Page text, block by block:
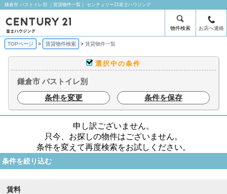
鎌倉市 バストイレ別 ｜賃貸物件一覧｜ センチュリー21富士ハウジング
物件検索 お店へ連絡
TOPページ 賃貸物件検索 賃貸物件一覧
選択中の条件
鎌倉市 バストイレ別
条件を変更
条件を保存
申し訳ございません。
只今、お探しの物件はございません。
条件を変えて再度検索をお試しください。
条件を絞り込む
賃料